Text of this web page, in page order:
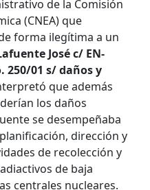
de la Comisión
(CNEA) que
forma ilegítima a un
José c/ EN-
250/01 s/ daños y
que además
los daños
se desempeñaba
dirección y
de recolección y
de baja
centrales nucleares.